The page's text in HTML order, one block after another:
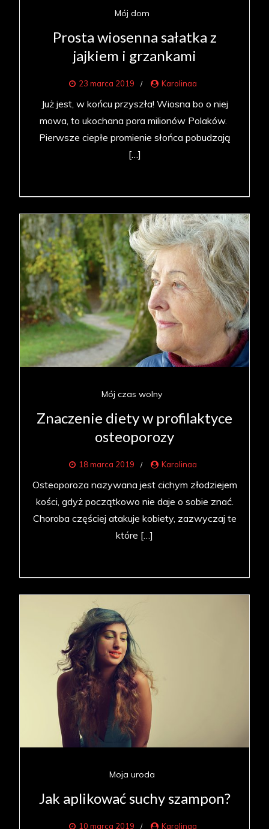
Mój dom
Prosta wiosenna sałatka z
jajkiem i grzankami
23 marca 2019 Karolinaa
Już jest, w końcu przyszła! Wiosna bo o niej
mowa, to ukochana pora milionów Polaków.
Pierwsze ciepłe promienie słońca pobudzają
[…]
Mój czas wolny
Znaczenie diety w profilaktyce
osteoporozy
18 marca 2019 Karolinaa
Osteoporoza nazywana jest cichym złodziejem
kości, gdyż początkowo nie daje o sobie znać.
Choroba częściej atakuje kobiety, zazwyczaj te
które […]
Moja uroda
Jak aplikować suchy szampon?
10 marca 2019 Karolinaa